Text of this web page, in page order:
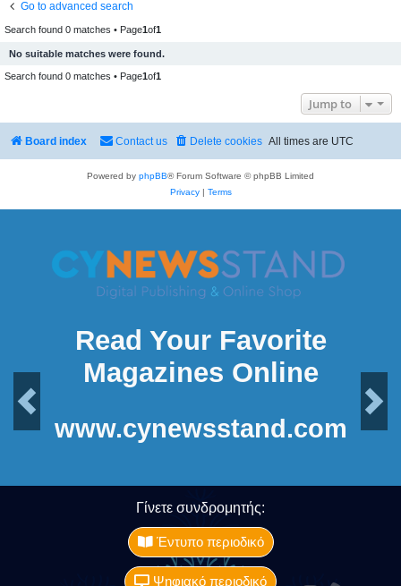
Go to advanced search
Search found 0 matches • Page1of1
No suitable matches were found.
Search found 0 matches • Page1of1
Jump to
Board index All times are UTC
Delete cookies
Contact us
Powered by phpBB® Forum Software © phpBB Limited
Privacy| Terms
Read Your Favorite
Magazines Online
Next
www.cynewsstand.com
Γίνετε συνδρομητής:
Έντυπο περιοδικό
Ψηφιακό περιοδικό